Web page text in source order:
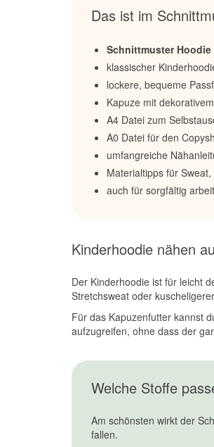
Das ist im
Schnittmuster Hoodie
klassischer
lockere, bequeme
Kapuze mit
A4 Datei zum
A0 Datei für den
umfangreiche
Materialtipps für
auch für sorgfältig
Kinderhoodie nähen
Der Kinderhoodie ist für leicht
Stretchsweat oder
Für das Kapuzenfutter kannst
aufzugreifen, ohne dass der
Welche Stoffe
Am schönsten wirkt der
fallen.